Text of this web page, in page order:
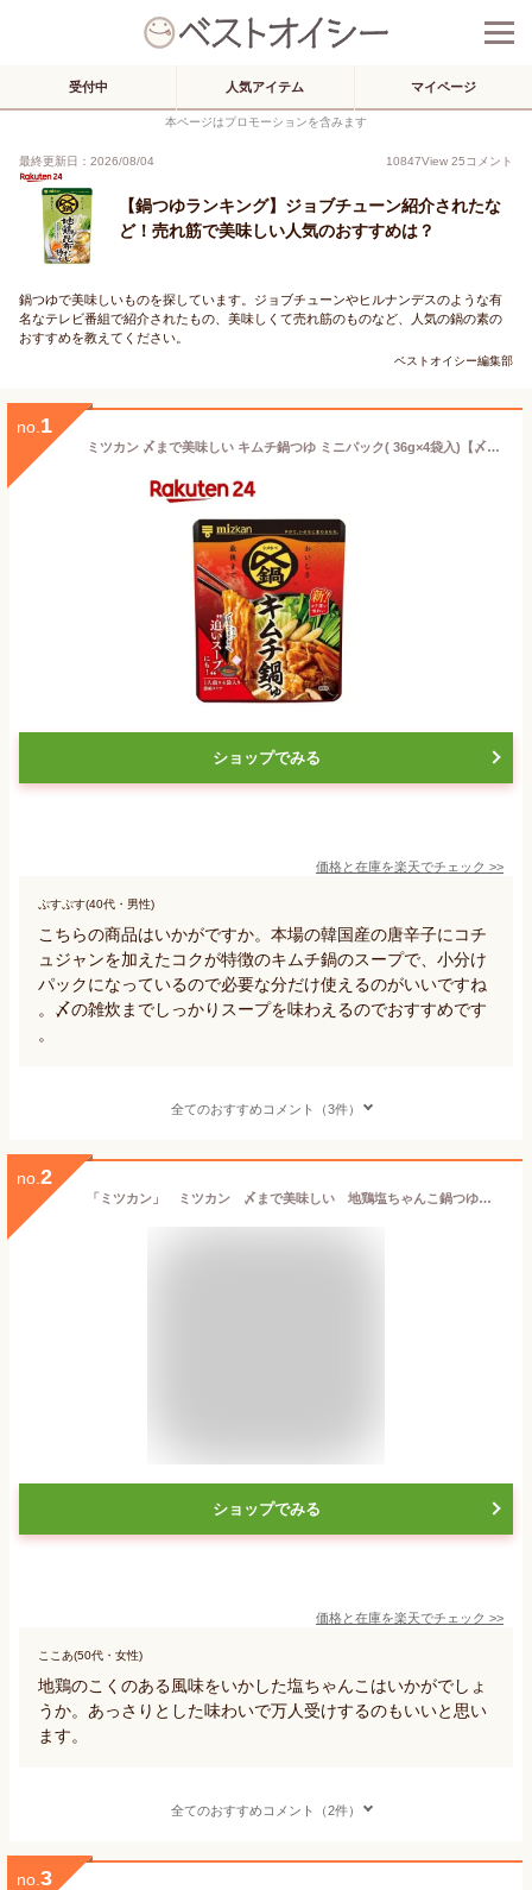
受付中 人気アイテム マイページ
本ページはプロモーションを含みます
最終更新日：2026/08/04 10847View 25コメント
【鍋つゆランキング】ジョブチューン紹介されたな
ど！売れ筋で美味しい人気のおすすめは？
鍋つゆで美味しいものを探しています。ジョブチューンやヒルナンデスのような有
名なテレビ番組で紹介されたもの、美味しくて売れ筋のものなど、人気の鍋の素の
おすすめを教えてください。
ベストオイシー編集部
no. 1
ミツカン 〆まで美味しい キムチ鍋つゆ ミニパック( 36g×4袋入)【〆鍋(鍋の素)】[鍋の素 鍋つゆ なべつゆ 鍋スープ こなべっち 一人]
ショップでみる
価格と在庫を楽天でチェック >>
ぷすぷす(40代・男性)
こちらの商品はいかがですか。本場の韓国産の唐辛子にコチ
ュジャンを加えたコクが特徴のキムチ鍋のスープで、小分け
パックになっているので必要な分だけ使えるのがいいですね
。〆の雑炊までしっかりスープを味わえるのでおすすめです
。
全てのおすすめコメント（3件）
no. 2
「ミツカン」 ミツカン 〆まで美味しい 地鶏塩ちゃんこ鍋つゆ ストレート 750g
ショップでみる
価格と在庫を楽天でチェック >>
ここあ(50代・女性)
地鶏のこくのある風味をいかした塩ちゃんこはいかがでしょ
うか。あっさりとした味わいで万人受けするのもいいと思い
ます。
全てのおすすめコメント（2件）
no. 3